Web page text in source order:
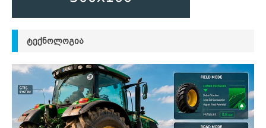
ᲢᲔᲥᲜᲝᲚᲝᲒᲘᲐ